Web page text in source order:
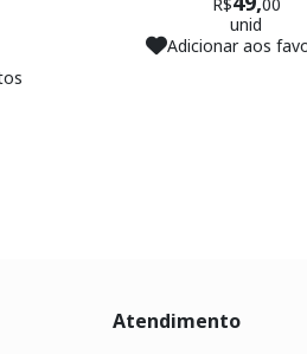
R$
00
unid
Adicionar aos
Atendimento